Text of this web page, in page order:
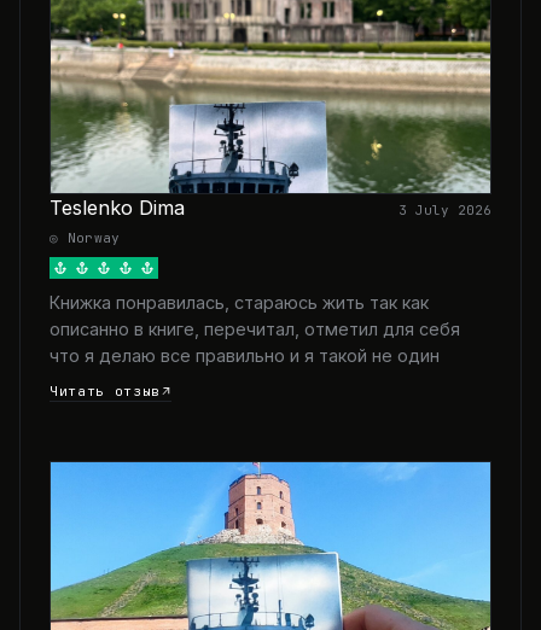
Teslenko Dima
3 July 2026
◎ Norway
Книжка понравилась, стараюсь жить так как
описанно в книге, перечитал, отметил для себя
что я делаю все правильно и я такой не один
Читать отзыв